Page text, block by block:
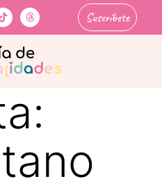
Suscríbete